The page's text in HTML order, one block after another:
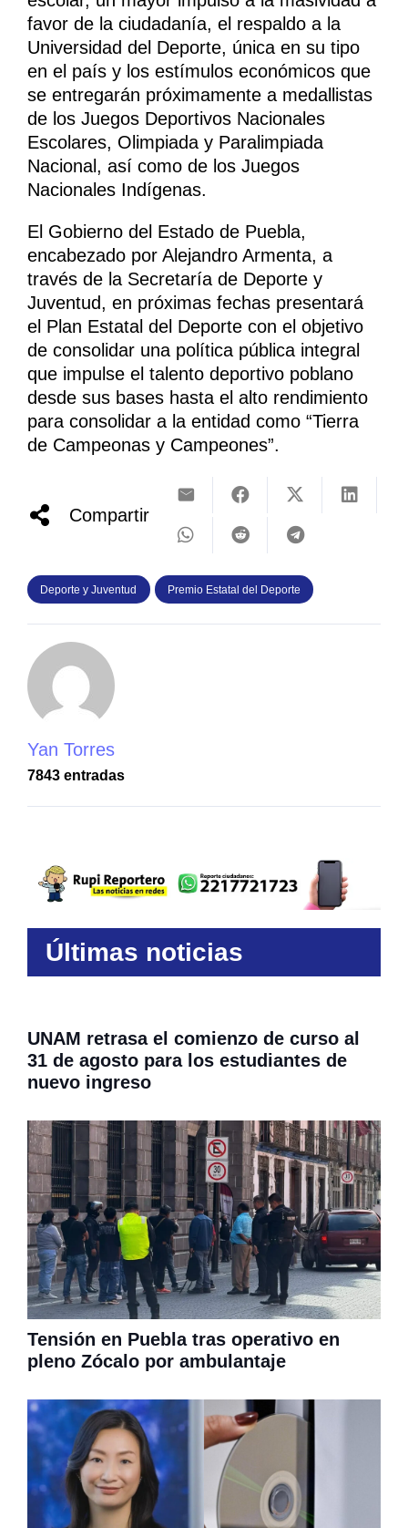
favor de la ciudadanía, el respaldo a la
Universidad del Deporte, única en su tipo
en el país y los estímulos económicos que
se entregarán próximamente a medallistas
de los Juegos Deportivos Nacionales
Escolares, Olimpiada y Paralimpiada
Nacional, así como de los Juegos
Nacionales Indígenas.
El Gobierno del Estado de Puebla,
encabezado por Alejandro Armenta, a
través de la Secretaría de Deporte y
Juventud, en próximas fechas presentará
el Plan Estatal del Deporte con el objetivo
de consolidar una política pública integral
que impulse el talento deportivo poblano
desde sus bases hasta el alto rendimiento
para consolidar a la entidad como “Tierra
de Campeonas y Campeones”.
Compartir
Deporte y Juventud Premio Estatal del Deporte
Yan Torres
7843 entradas
Últimas noticias
UNAM retrasa el comienzo de curso al
31 de agosto para los estudiantes de
nuevo ingreso
Tensión en Puebla tras operativo en
pleno Zócalo por ambulantaje